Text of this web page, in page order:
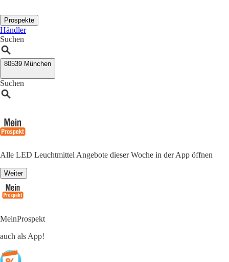
Prospekte
Händler
Suchen
80539 München
Suchen
Alle LED Leuchtmittel Angebote dieser Woche in der App öffnen
Weiter
MeinProspekt
auch als App!